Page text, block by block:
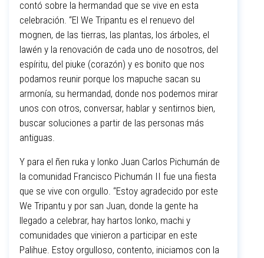
contó sobre la hermandad que se vive en esta
celebración. “El We Tripantu es el renuevo del
mognen, de las tierras, las plantas, los árboles, el
lawén y la renovación de cada uno de nosotros, del
espíritu, del piuke (corazón) y es bonito que nos
podamos reunir porque los mapuche sacan su
armonía, su hermandad, donde nos podemos mirar
unos con otros, conversar, hablar y sentirnos bien,
buscar soluciones a partir de las personas más
antiguas.
Y para el ñen ruka y lonko Juan Carlos Pichumán de
la comunidad Francisco Pichumán II fue una fiesta
que se vive con orgullo. “Estoy agradecido por este
We Tripantu y por san Juan, donde la gente ha
llegado a celebrar, hay hartos lonko, machi y
comunidades que vinieron a participar en este
Palihue. Estoy orgulloso, contento, iniciamos con la